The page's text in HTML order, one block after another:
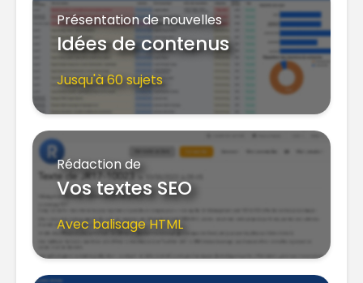
Présentation de nouvelles
Idées de contenus
Jusqu'à 60 sujets
Rédaction de
Vos textes SEO
Avec balisage HTML